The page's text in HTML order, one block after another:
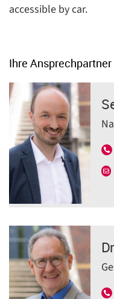
accessible by car.
Ihre Ansprechpartner